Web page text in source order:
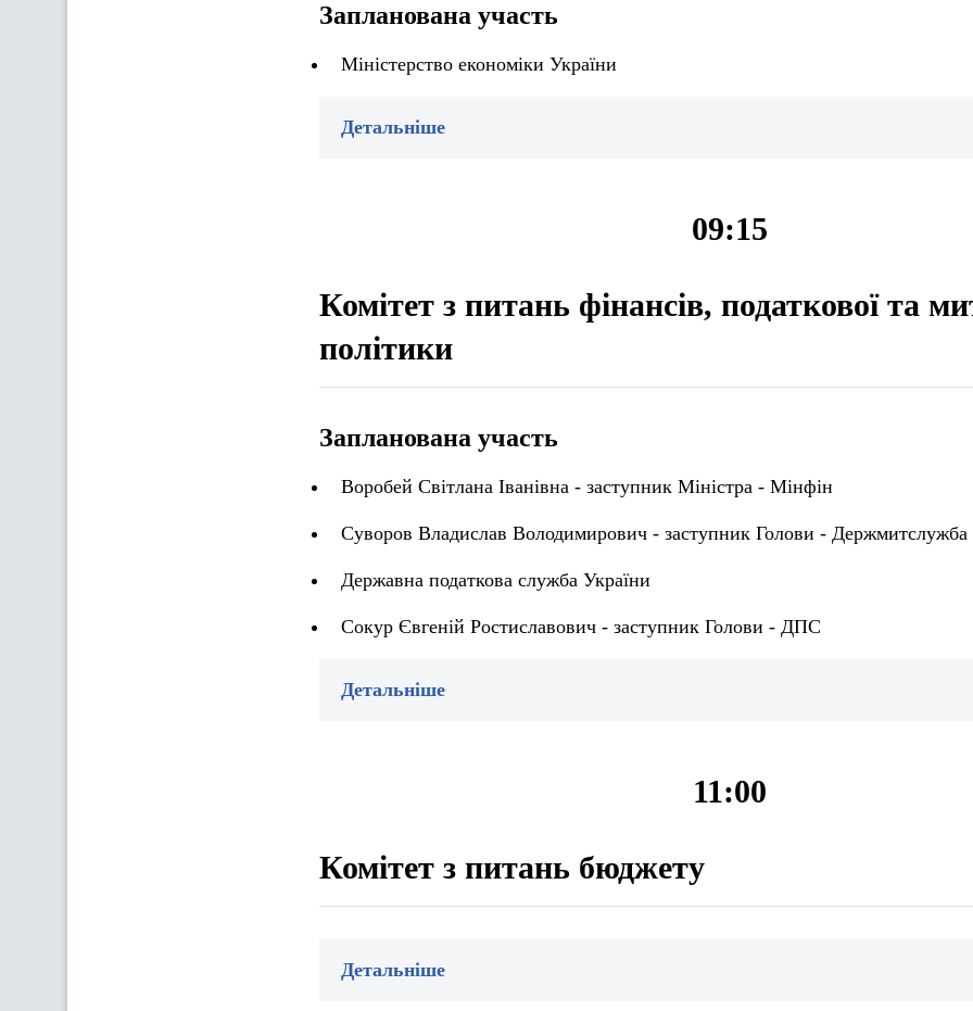
Запланована участь
Міністерство економіки України
Детальніше
09:15
Комітет з питань фінансів, податкової та
політики
Запланована участь
Воробей Світлана Іванівна - заступник Міністра - Мінфін
Суворов Владислав Володимирович - заступник Голови - Держмитслужба
Державна податкова служба України
Сокур Євгеній Ростиславович - заступник Голови - ДПС
Детальніше
11:00
Комітет з питань бюджету
Детальніше